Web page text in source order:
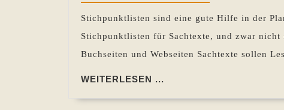
2022
Stichpunktlisten sind eine gute Hilfe in der
Stichpunktlisten für Sachtexte, und zwar
Buchseiten und Webseiten Sachtexte sollen
WEITERLESEN ...